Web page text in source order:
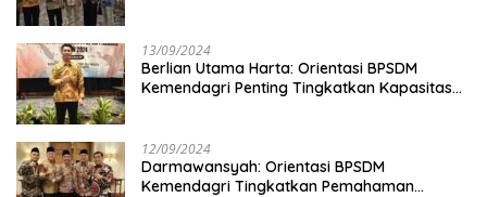
13/09/2024
Berlian Utama Harta: Orientasi BPSDM
Kemendagri Penting Tingkatkan Kapasitas
12/09/2024
Darmawansyah: Orientasi BPSDM
Kemendagri Tingkatkan Pemahaman